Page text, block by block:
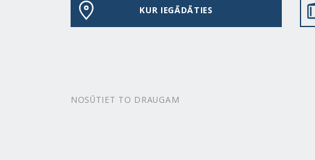
KUR IEGĀDĀTIES
NOSŪTIET TO DRAUGAM